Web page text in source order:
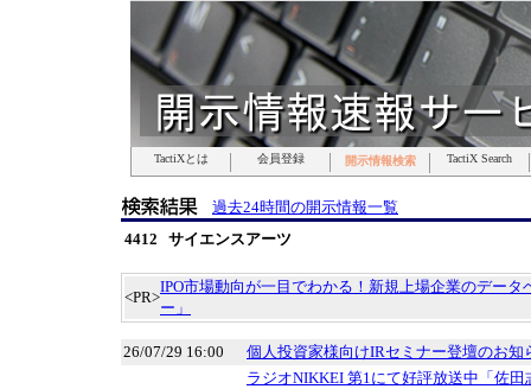
TactiXとは 会員登録 開示情報検索 TactiX Search
TactiXとは 会員登録 開示情報検索 TactiX Search
TactiXとは 会員登録 開示情報検索 TactiX Search
TactiXとは 会員登録 開示情報検索 TactiX Search
TactiXとは 会員登録 開示情報検索 TactiX Search
TactiXとは 会員登録 開示情報検索 TactiX Search
TactiXとは 会員登録 開示情報検索 TactiX Search
過去24時間の開示情報一覧
4412 サイエンスアーツ
<PR>
IPO市場動向が一目でわかる！新規上場企業のデータ
ー」
26/07/29 16:00 個人投資家様向けIRセミナー登壇のお知
ラジオNIKKEI 第1にて好評放送中「佐